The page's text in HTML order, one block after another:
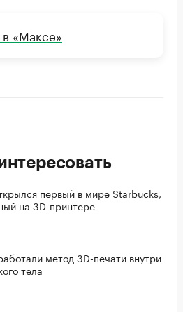
«Максе»
первый в мире Starbucks,
на 3D-принтере
метод 3D-печати внутри
тела